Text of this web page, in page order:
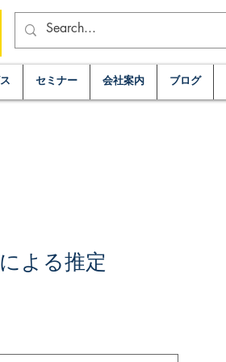
セミナー 会社案内 ブログ
よる推定